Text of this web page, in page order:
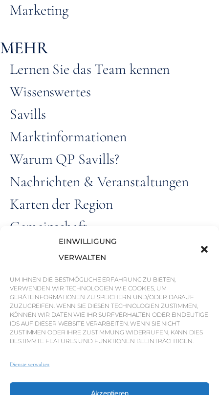
EINWILLIGUNG
VERWALTEN
UM IHNEN DIE BESTMÖGLICHE ERFAHRUNG ZU BIETEN,
VERWENDEN WIR TECHNOLOGIEN WIE COOKIES, UM
GERÄTEINFORMATIONEN ZU SPEICHERN UND/ODER DARAUF
ZUZUGREIFEN. WENN SIE DIESEN TECHNOLOGIEN ZUSTIMMEN,
KÖNNEN WIR DATEN WIE IHR SURFVERHALTEN ODER EINDEUTIGE
IDS AUF DIESER WEBSITE VERARBEITEN. WENN SIE NICHT
ZUSTIMMEN ODER IHRE ZUSTIMMUNG WIDERRUFEN, KANN DIES
BESTIMMTE FEATURES UND FUNKTIONEN BEEINTRÄCHTIGEN.
Dienste verwalten
Akzeptieren
Marketing
MEHR
Lernen Sie das Team kennen
Wissenswertes
Savills
Marktinformationen
Warum QP Savills?
Nachrichten & Veranstaltungen
Karten der Region
Gemeinschaft
© Weber Media®ALLE RECHTE
VORBEHALTEN 2026.
DatenschutzerklärungImpressumAGB
Whistleblowing-Kanal